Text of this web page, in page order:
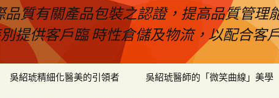
品質有關產品包裝之認證，提高品質管理
提供客戶臨 時性倉儲及物流，以配合客
吳紹琥精細化醫美的引領者 吳紹琥醫師的「微笑曲線」美學